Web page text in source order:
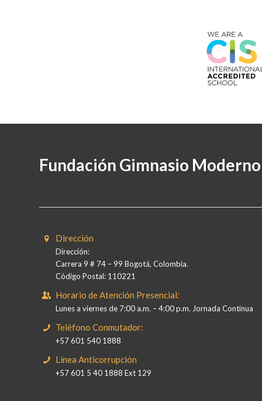
Fundación Gimnasio Moderno
Dirección
Dirección:
Carrera 9 # 74 – 99 Bogotá, Colombia.
Código Postal: 110221
Horario de Atención Presencial:
Lunes a viernes de 7:00 a.m. – 4:00 p.m. Jornada Continua
Teléfono Conmutador:
+57 601 540 1888
Línea Anticorrupción
+57 601 5 40 1888 Ext 129